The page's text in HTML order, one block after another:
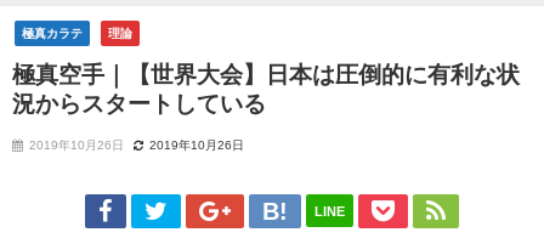
極真カラテ 理論
極真空手｜【世界大会】日本は圧倒的に有利な状
況からスタートしている
2019年10月26日 2019年10月26日
LINE